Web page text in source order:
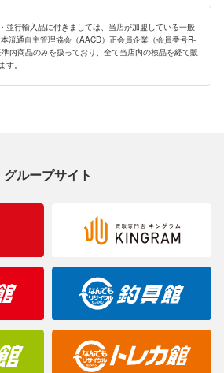
店頭にて展示中の商品もございます。
化などしてしまう恐れもございますので
お願い申し上げます。
り、写真と実際のお色が若干異なる場
承ください。
並行輸入品に付きましては、当店が加盟している一般
流通自主管理協会（AACD）正会員企業（会員番号R-
内商品のみを扱っており、全て当店内の検品を経て販
す。
グループサイト